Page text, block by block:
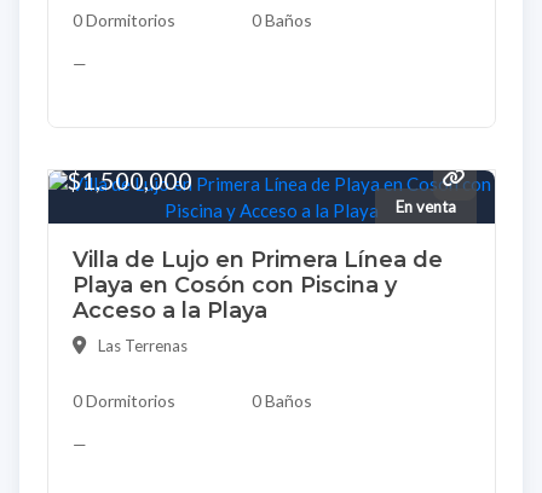
0 Dormitorios 0 Baños
—
En venta
$1,500,000
Villa de Lujo en Primera Línea de
Playa en Cosón con Piscina y
Acceso a la Playa
Las Terrenas
0 Dormitorios 0 Baños
—